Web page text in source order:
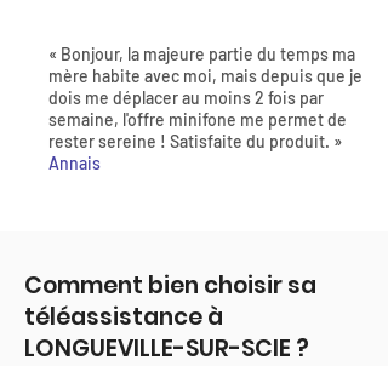
« Bonjour, la majeure partie du temps ma
mère habite avec moi, mais depuis que je
dois me déplacer au moins 2 fois par
semaine, l'offre minifone me permet de
rester sereine ! Satisfaite du produit. »
Annais
Comment bien choisir sa
téléassistance à
LONGUEVILLE-SUR-SCIE ?